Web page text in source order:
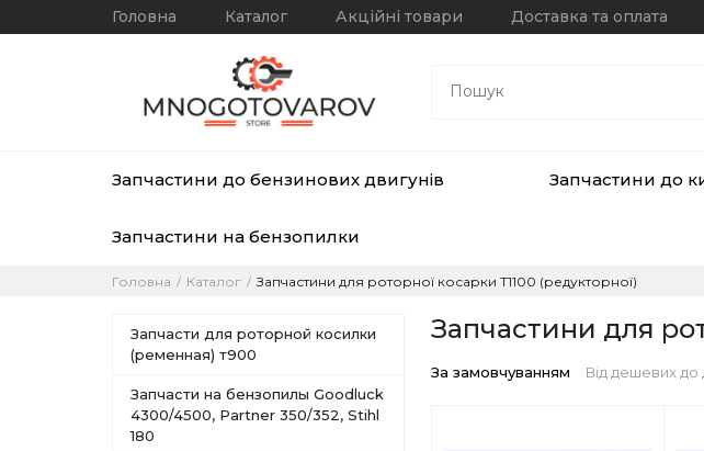
Головна Каталог Акційні товари Доставка та оплата
Запчастини до бензинових двигунів Запчастини до
Запчастини на бензопилки
Головна Каталог Запчастини для роторної косарки Т1100 (редукторної)
Запчасти для роторной косилки
(ременная) т900
Запчасти на бензопилы Goodluck
4300/4500, Partner 350/352, Stihl
180
Запчастини для
За замовчуванням Від дешевих до